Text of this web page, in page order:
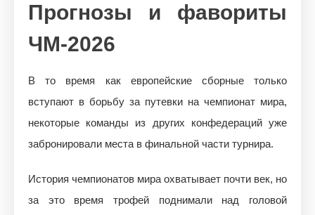
Прогнозы и фавориты
ЧМ-2026
В то время как европейские сборные только
вступают в борьбу за путевки на чемпионат мира,
некоторые команды из других конфедераций уже
забронировали места в финальной части турнира.
История чемпионатов мира охватывает почти век, но
за это время трофей поднимали над головой